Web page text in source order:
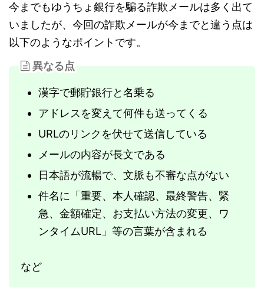
今までもゆうちょ銀行を騙る詐欺メールは多く出て
いましたが、今回の詐欺メールが今までと違う点は
以下のようなポイントです。
異なる点
漢字で郵貯銀行と名乗る
アドレスを変えて何件も送ってくる
URLのリンクを伏せて送信している
メールの内容が長文である
日本語が流暢で、文脈も不審な点がない
件名に「 重要、本人確認、最終警告、緊
急、金額確定、お支払い方法の変更、ワ
ンタイムURL 」等の言葉が含まれる
など